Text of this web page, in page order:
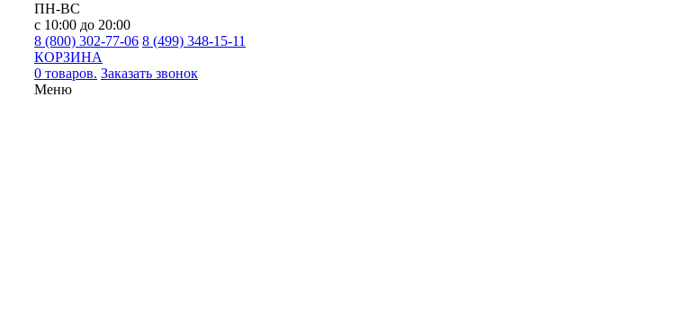
ПН-ВС
с 10:00 до 20:00
8 (800) 302-77-06 8 (499) 348-15-11
КОРЗИНА
0 товаров. Заказать звонок
Меню